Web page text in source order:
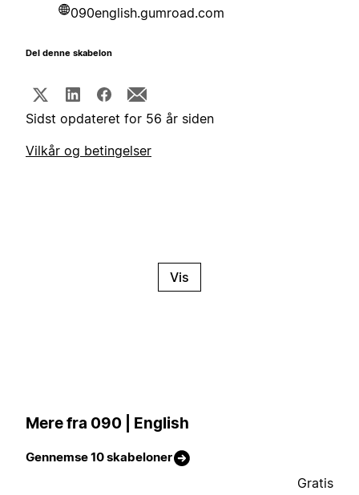
090english.gumroad.com
Del denne skabelon
Sidst opdateret for 56 år siden
Vilkår og betingelser
Vis
Mere fra 090 | English
Gennemse 10 skabeloner
Gratis